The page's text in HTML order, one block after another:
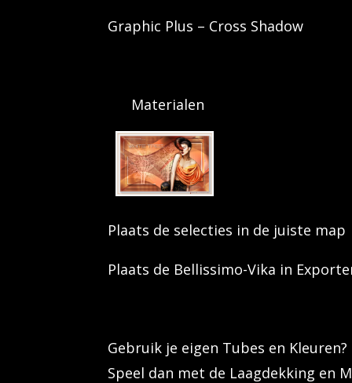
Graphic Plus – Cross Shadow
Materialen
Plaats de selecties in de juiste map
Plaats de Bellissimo-Vika in
Gebruik je eigen Tubes en Kleuren?
Speel dan met de Laagdekking en